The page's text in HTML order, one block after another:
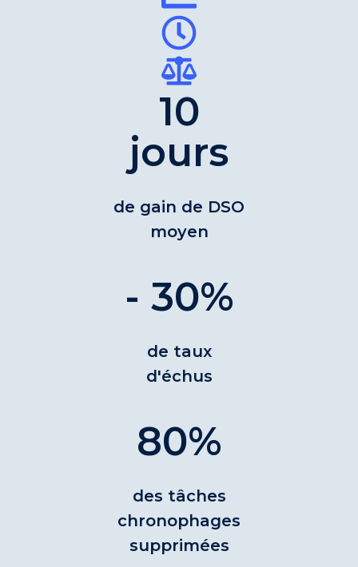
10
jours
de gain de DSO
moyen
- 30%
de taux
d'échus
80%
des tâches
chronophages
supprimées